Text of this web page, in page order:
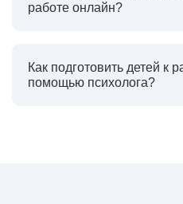
работе онлайн?
Как подготовить детей к
помощью психолога?